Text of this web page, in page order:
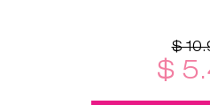
natural
$
$